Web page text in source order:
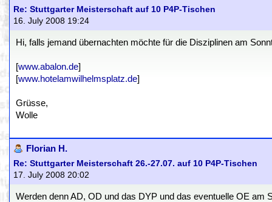
Re: Stuttgarter Meisterschaft auf 10 P4P-Tischen
16. July 2008 19:24
Hi, falls jemand übernachten möchte für die Disziplinen am
[www.abalon.de]
[www.hotelamwilhelmsplatz.de]
Grüsse,
Wolle
Florian H.
Re: Stuttgarter Meisterschaft 26.-27.07. auf 10 P4P-Tischen
17. July 2008 20:02
Werden denn AD, OD und das DYP und das eventuelle OE am